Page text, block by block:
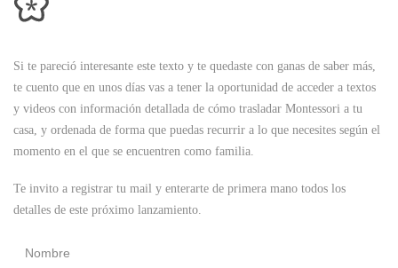
Si te pareció interesante este texto y te quedaste con ganas de saber más,
te cuento que en unos días vas a tener la oportunidad de acceder a textos
y videos con información detallada de cómo trasladar Montessori a tu
casa, y ordenada de forma que puedas recurrir a lo que necesites según el
momento en el que se encuentren como familia.
Te invito a registrar tu mail y enterarte de primera mano todos los
detalles de este próximo lanzamiento.
Nombre